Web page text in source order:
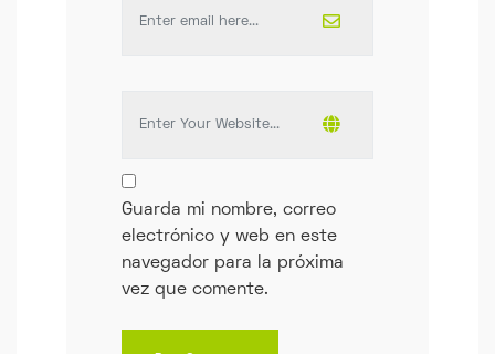
Guarda mi nombre, correo
electrónico y web en este
navegador para la próxima
vez que comente.